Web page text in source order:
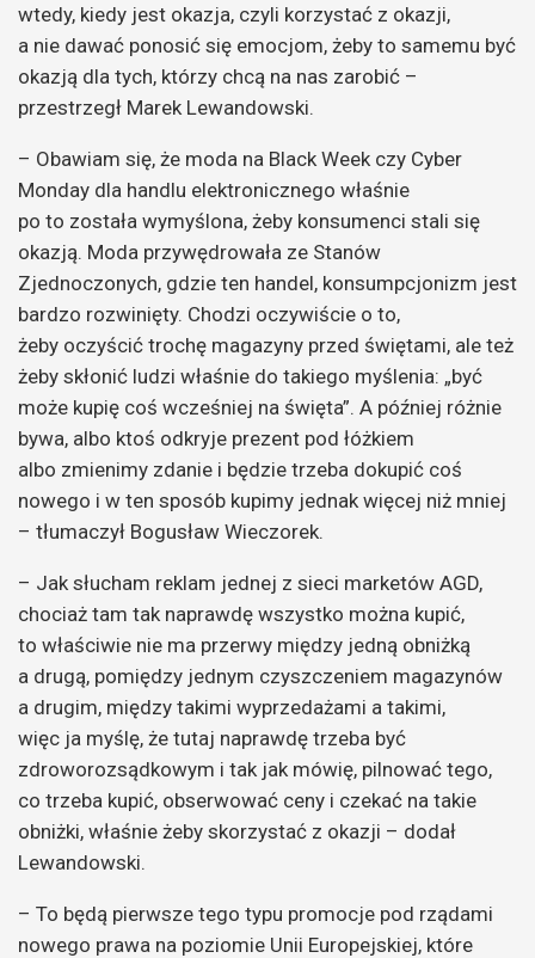
wtedy, kiedy jest okazja, czyli korzystać z okazji,
a nie dawać ponosić się emocjom, żeby to samemu być
okazją dla tych, którzy chcą na nas zarobić –
przestrzegł Marek Lewandowski.
– Obawiam się, że moda na Black Week czy Cyber
Monday dla handlu elektronicznego właśnie
po to została wymyślona, żeby konsumenci stali się
okazją. Moda przywędrowała ze Stanów
Zjednoczonych, gdzie ten handel, konsumpcjonizm jest
bardzo rozwinięty. Chodzi oczywiście o to,
żeby oczyścić trochę magazyny przed świętami, ale też
żeby skłonić ludzi właśnie do takiego myślenia: „być
może kupię coś wcześniej na święta”. A później różnie
bywa, albo ktoś odkryje prezent pod łóżkiem
albo zmienimy zdanie i będzie trzeba dokupić coś
nowego i w ten sposób kupimy jednak więcej niż mniej
– tłumaczył Bogusław Wieczorek.
– Jak słucham reklam jednej z sieci marketów AGD,
chociaż tam tak naprawdę wszystko można kupić,
to właściwie nie ma przerwy między jedną obniżką
a drugą, pomiędzy jednym czyszczeniem magazynów
a drugim, między takimi wyprzedażami a takimi,
więc ja myślę, że tutaj naprawdę trzeba być
zdroworozsądkowym i tak jak mówię, pilnować tego,
co trzeba kupić, obserwować ceny i czekać na takie
obniżki, właśnie żeby skorzystać z okazji – dodał
Lewandowski.
– To będą pierwsze tego typu promocje pod rządami
nowego prawa na poziomie Unii Europejskiej, które